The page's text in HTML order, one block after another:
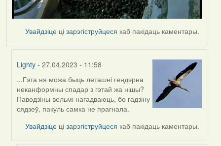
Увайдзіце цізарэгіструйцеся каб пакідаць каментары.
Lighty - 27.04.2023 - 11:58
In
reply
to
by
Harrier
...Гэта ня можа быць леташні гендэрна
неканформны спадар з гэтай жа нішы?
Паводзіны вельмі нагадваюць, бо гадзіну
сядзеў, пакуль самка не прагнала.
Увайдзіце цізарэгіструйцеся каб пакідаць каментары.